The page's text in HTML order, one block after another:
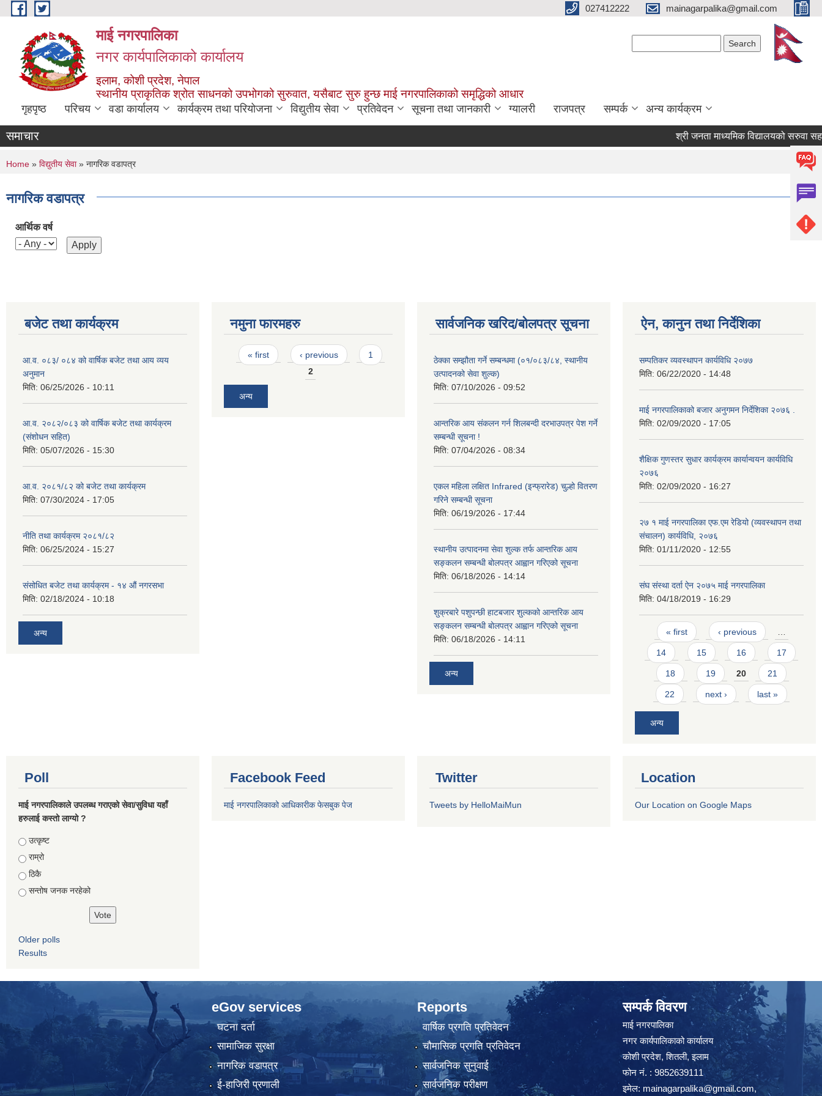
Skip to main content 027412222 mainagarpalika@gmail.com
माई नगरपालिका
नगर कार्यपालिकाको कार्यालय
इलाम, कोशी प्रदेश, नेपाल
स्थानीय प्राकृतिक श्रोत साधनको उपभोगको सुरुवात, यसैबाट सुरु हुन्छ माई नगरपालिकाको समृद्धिको आधार
गृहपृष्ठ परिचय वडा कार्यालय कार्यक्रम तथा परियोजना विद्युतीय सेवा प्रतिवेदन सूचना तथा जानकारी ग्यालरी राजपत्र सम्पर्क अन्य कार्यक्रम
समाचार श्री जनता माध्यमिक विद्यालयको सरुवा
You are here
Home » विद्युतीय सेवा» नागरिक वडापत्र
नागरिक वडापत्र
आर्थिक वर्ष
बजेट तथा कार्यक्रम
आ.व. ०८३/ ०८४ को वार्षिक बजेट तथा आय व्यय
अनुमान
मिति: 06/25/2026 - 10:11
आ.व. २०८२/०८३ को वार्षिक बजेट तथा कार्यक्रम
(संशोधन सहित)
मिति: 05/07/2026 - 15:30
आ.व. २०८१/८२ को बजेट तथा कार्यक्रम
मिति: 07/30/2024 - 17:05
नीति तथा कार्यक्रम २०८१/८२
मिति: 06/25/2024 - 15:27
संसोधित बजेट तथा कार्यक्रम - १४ औं नगरसभा
मिति: 02/18/2024 - 10:18
अन्य
नमुना फारमहरु
Pages
« first ‹ previous
1
2
अन्य
सार्वजनिक खरिद/बोलपत्र सूचना
ठेक्का सम्झौता गर्ने सम्बन्धमा (०१/०८३/८४, स्थानीय
उत्पादनको सेवा शुल्क)
मिति: 07/10/2026 - 09:52
आन्तरिक आय संकलन गर्न शिलबन्दी दरभाउपत्र पेश गर्ने
सम्बन्धी सूचना !
मिति: 07/04/2026 - 08:34
एकल महिला लक्षित Infrared (इन्फ्रारेड) चुल्हो वितरण
गरिने सम्बन्धी सूचना
मिति: 06/19/2026 - 17:44
स्थानीय उत्पादनमा सेवा शुल्क तर्फ आन्तरिक आय
सङ्कलन सम्बन्धी बोलपत्र आह्वान गरिएको सूचना
मिति: 06/18/2026 - 14:14
शुक्रबारे पशुपन्छी हाटबजार शुल्कको आन्तरिक आय
सङ्कलन सम्बन्धी बोलपत्र आह्वान गरिएको सूचना
मिति: 06/18/2026 - 14:11
अन्य
ऐन, कानुन तथा निर्देशिका
सम्पतिकर व्यवस्थापन कार्यविधि २०७७
मिति: 06/22/2020 - 14:48
माई नगरपालिकाको बजार अनुगमन निर्देशिका २०७६ .
मिति: 02/09/2020 - 17:05
शैक्षिक गुणस्तर सुधार कार्यक्रम कार्यान्वयन कार्यविधि
२०७६
मिति: 02/09/2020 - 16:27
२७ १ माई नगरपालिका एफ.एम रेडियो (व्यवस्थापन तथा
संचालन) कार्यविधि, २०७६
मिति: 01/11/2020 - 12:55
संघ संस्था दर्ता ऐन २०७५ माई नगरपालिका
मिति: 04/18/2019 - 16:29
Pages
« first ‹ previous
14 15 16 17
18 19 20 21
22 next › last »
अन्य
Poll
माई नगरपालिकाले उपलब्ध गराएको सेवा/सुविधा यहाँ
हरुलाई कस्तो लाग्यो ?
Choices
उत्कृष्ट
राम्रो
ठिकै
सन्तोष जनक नरहेको
Older polls
Results
Facebook Feed
माई नगरपालिकाको आधिकारीक फेसबुक पेज
Twitter
Tweets by HelloMaiMun
Location
Our Location on Google Maps
eGov services
घटना दर्ता
सामाजिक सुरक्षा
नागरिक वडापत्र
ई-हाजिरी प्रणाली
Reports
वार्षिक प्रगति प्रतिवेदन
चौमासिक प्रगति प्रतिवेदन
सार्वजनिक सुनुवाई
सार्वजनिक परीक्षण
सम्पर्क विवरण
माई नगरपालिका
नगर कार्यपालिकाको कार्यालय
कोशी प्रदेश, शितली, इलाम
फोन नं. : 9852639111
इमेल: mainagarpalika@gmail.com,